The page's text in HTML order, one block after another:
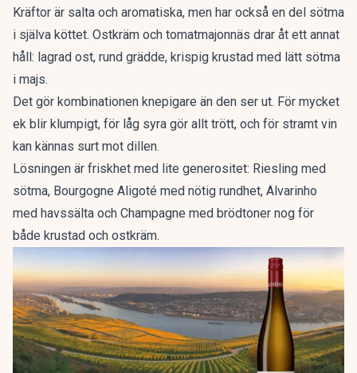
Kräftor är salta och aromatiska, men har också en del sötma
i själva köttet. Ostkräm och tomatmajonnäs drar åt ett annat
håll: lagrad ost, rund grädde, krispig krustad med lätt sötma
i majs.
Det gör kombinationen knepigare än den ser ut. För mycket
ek blir klumpigt, för låg syra gör allt trött, och för stramt vin
kan kännas surt mot dillen.
Lösningen är friskhet med lite generositet: Riesling med
sötma, Bourgogne Aligoté med nötig rundhet, Alvarinho
med havssälta och Champagne med brödtoner nog för
både krustad och ostkräm.